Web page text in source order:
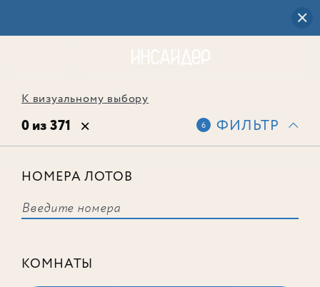
К визуальному выбору
0 из 371 6 ФИЛЬТР
НОМЕРА ЛОТОВ
КОМНАТЫ
соответствует ни одного лота